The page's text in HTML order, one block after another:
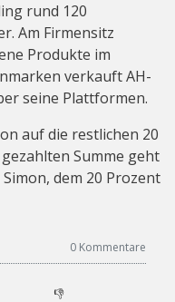
rund 120
Am Firmensitz
Produkte im
verkauft AH-
seine Plattformen.
auf die restlichen 20
Summe geht
dem 20 Prozent
0 Kommentare
👎